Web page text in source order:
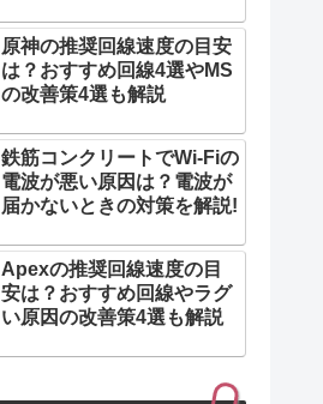
原神の推奨回線速度の目安
は？おすすめ回線4選やMS
の改善策4選も解説
鉄筋コンクリートでWi-Fiの
電波が悪い原因は？電波が
届かないときの対策を解説!
Apexの推奨回線速度の目
安は？おすすめ回線やラグ
い原因の改善策4選も解説